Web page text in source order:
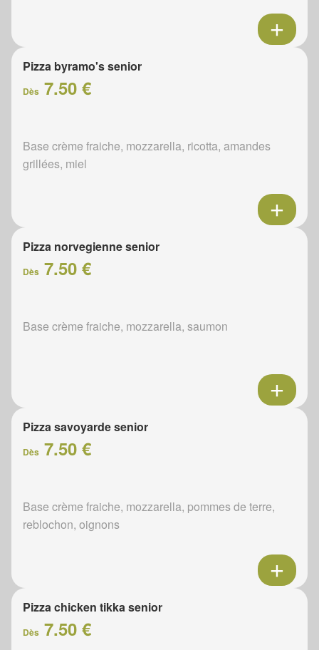
Pizza byramo's senior
Dès 7.50 €
Base crème fraiche, mozzarella, ricotta, amandes
grillées, miel
Pizza norvegienne senior
Dès 7.50 €
Base crème fraiche, mozzarella, saumon
Pizza savoyarde senior
Dès 7.50 €
Base crème fraiche, mozzarella, pommes de terre,
reblochon, oignons
Pizza chicken tikka senior
Dès 7.50 €